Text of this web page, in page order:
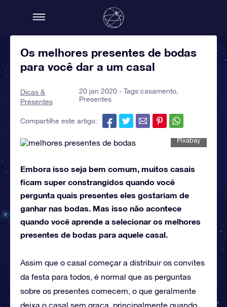
Os melhores presentes de bodas
para você dar a um casal
Dicas &
Presentes
20 jan 2020 - Tags:casamento
Presentes
Compartilhe este artigo:
Pixabay
Embora isso seja bem comum, muitos casais
ficam super constrangidos quando você
pergunta quais presentes eles gostariam de
ganhar nas bodas. Mas isso não acontece
quando você aprende a selecionar os melhores
presentes de bodas para aquele casal.
Assim que o casal começar a distribuir os convites
da festa para todos, é normal que as perguntas
sobre os presentes comecem, o que geralmente
deixa o casal sem graça, principalmente quando